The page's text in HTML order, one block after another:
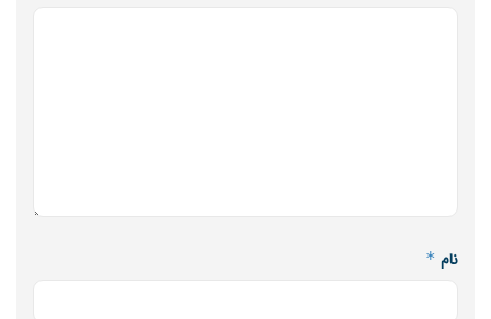
نام *